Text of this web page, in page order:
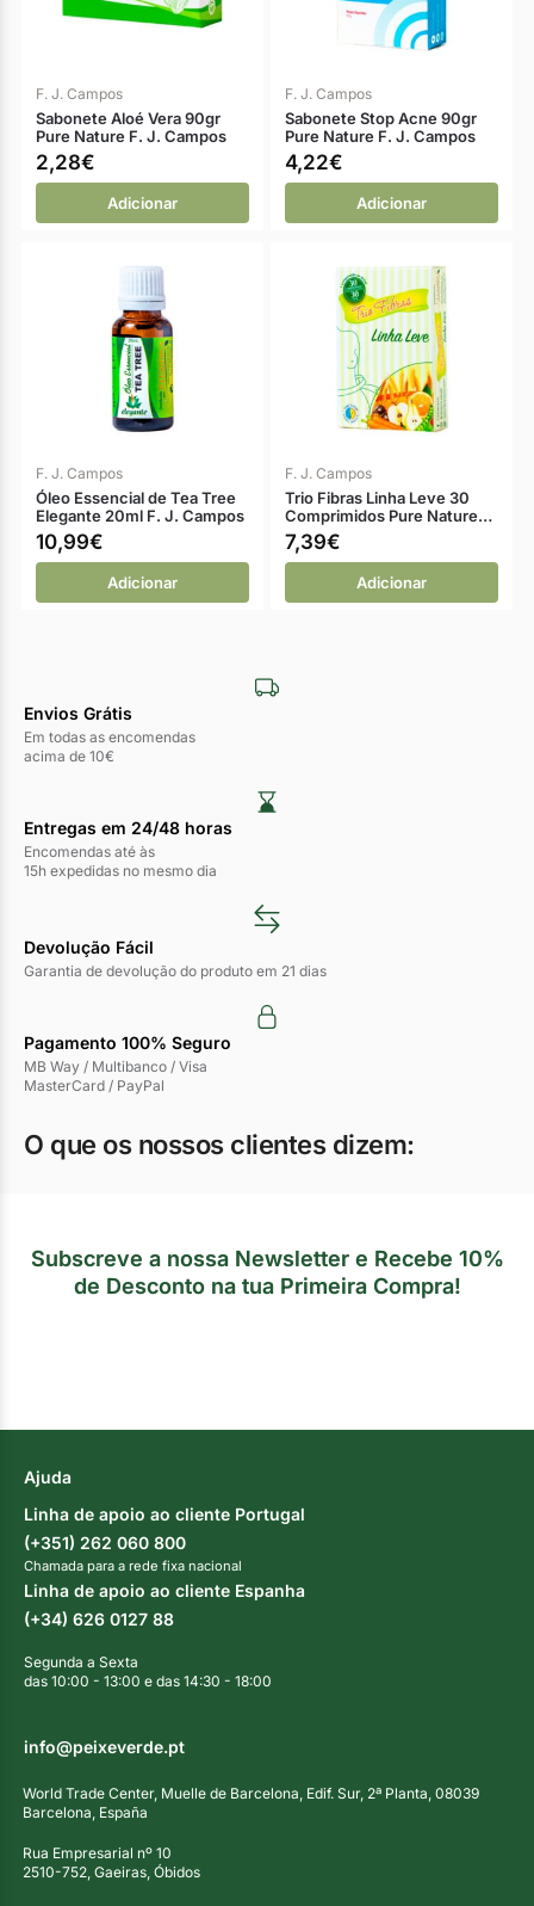
F. J. Campos
Sabonete Aloé Vera 90gr
Pure Nature F. J. Campos
2,28€
Adicionar
F. J. Campos
Sabonete Stop Acne 90gr
Pure Nature F. J. Campos
4,22€
Adicionar
F. J. Campos
Óleo Essencial de Tea Tree
Elegante 20ml F. J. Campos
10,99€
Adicionar
F. J. Campos
Trio Fibras Linha Leve 30
Comprimidos Pure Nature…
7,39€
Adicionar
Envios Grátis
Em todas as encomendas
acima de 10€
Entregas em 24/48 horas​
Encomendas até às
15h expedidas no mesmo dia
Devolução Fácil
Garantia de devolução do produto em 21 dias
Pagamento 100% Seguro
MB Way / Multibanco / Visa
MasterCard / PayPal
O que os nossos clientes dizem:
Subscreve a nossa Newsletter e Recebe 10%
de Desconto na tua Primeira Compra!
Ajuda
Linha de apoio ao cliente Portugal
(+351) 262 060 800
Chamada para a rede fixa nacional
Linha de apoio ao cliente Espanha
(+34) 626 0127 88
Segunda a Sexta
das 10:00 - 13:00 e das 14:30 - 18:00
info@peixeverde.pt
World Trade Center, Muelle de Barcelona, Edif. Sur, 2ª Planta, 08039
Barcelona, España
Rua Empresarial nº 10
2510-752, Gaeiras, Óbidos